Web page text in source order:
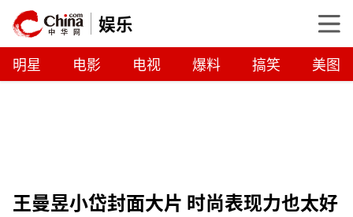
娱乐
明星 电影 电视 爆料 搞笑 美图
王曼昱小岱封面大片 时尚表现力也太好